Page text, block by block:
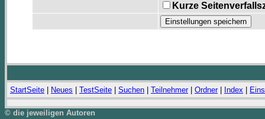
Kurze
StartSeite Neues TestSeite Suchen Teilnehmer| Ordner| Index
© die jeweiligen Autoren